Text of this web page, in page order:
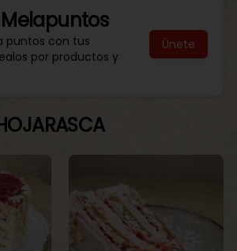
Melapuntos
puntos con tus
por productos y
Únete